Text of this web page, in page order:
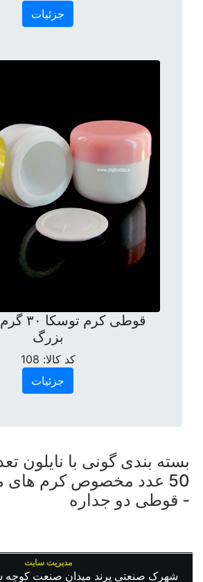
جزئیات
قوطی
بزرگ
کد کالا: 108
جزئیات
بسته بندی گونی با نایلون
50 عدد مخصوص کرم
قوطی دو جداره -
مدیریت سایت
شهرک صنعتی پرند میدان صنعت کوچه